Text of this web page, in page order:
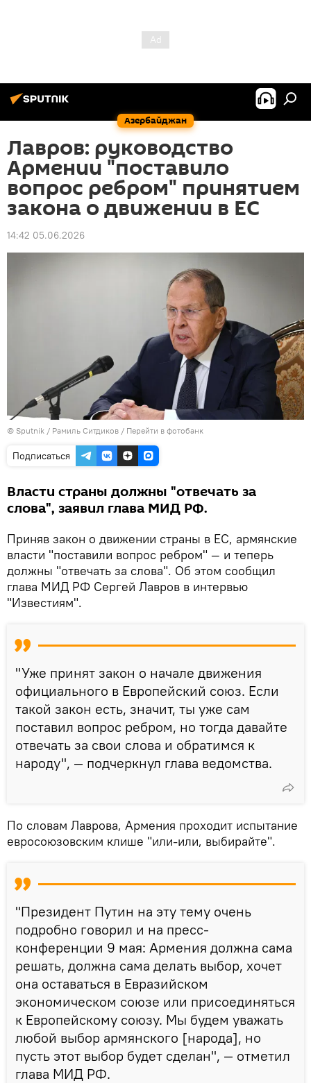
Азербайджан
Лавров: руководство
Армении "поставило
вопрос ребром" принятием
закона о движении в ЕС
14:42 05.06.2026
© Sputnik / Рамиль Ситдиков / Перейти в фотобанк
Подписаться
Власти страны должны "отвечать за
слова", заявил глава МИД РФ.
Приняв закон о движении страны в ЕС, армянские
власти "поставили вопрос ребром" — и теперь
должны "отвечать за слова". Об этом сообщил
глава МИД РФ Сергей Лавров в интервью
"Известиям".
"Уже принят закон о начале движения
официального в Европейский союз. Если
такой закон есть, значит, ты уже сам
поставил вопрос ребром, но тогда давайте
отвечать за свои слова и обратимся к
народу", — подчеркнул глава ведомства.
По словам Лаврова, Армения проходит испытание
евросоюзовским клише "или-или, выбирайте".
"Президент Путин на эту тему очень
подробно говорил и на пресс-
конференции 9 мая: Армения должна сама
решать, должна сама делать выбор, хочет
она оставаться в Евразийском
экономическом союзе или присоединяться
к Европейскому союзу. Мы будем уважать
любой выбор армянского [народа], но
пусть этот выбор будет сделан", — отметил
глава МИД РФ.